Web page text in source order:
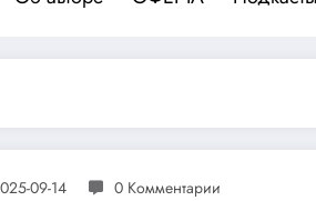
09-14 0 Комментарии